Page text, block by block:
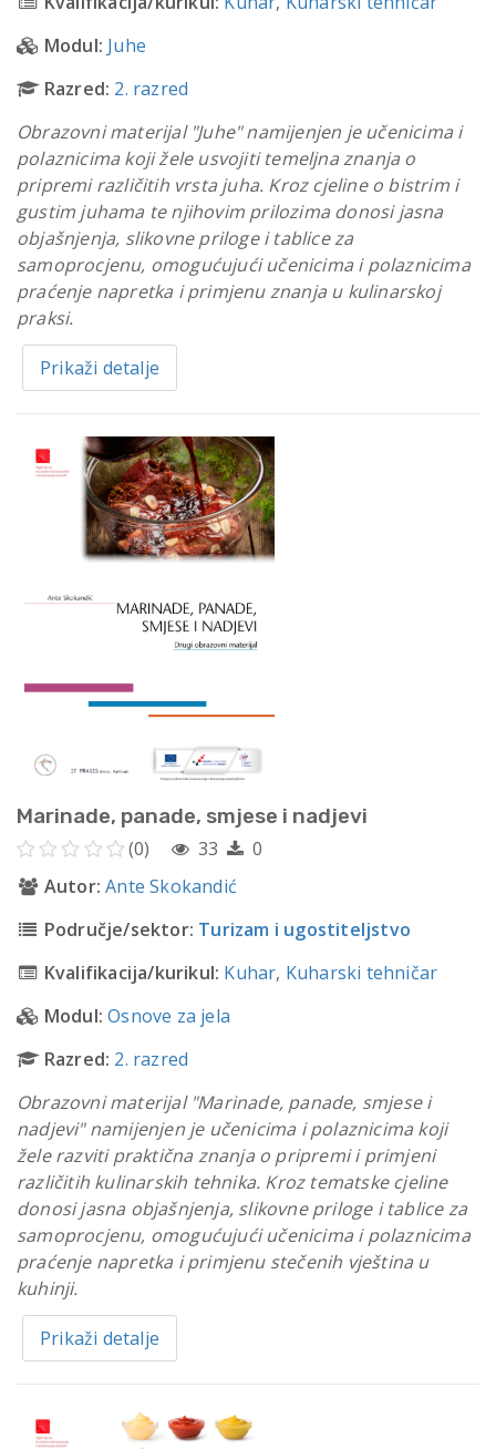
Modul: Juhe
Razred: 2. razred
Obrazovni materijal "Juhe" namijenjen je učenicima i
polaznicima koji žele usvojiti temeljna znanja o
pripremi različitih vrsta juha. Kroz cjeline o bistrim i
gustim juhama te njihovim prilozima donosi jasna
objašnjenja, slikovne priloge i tablice za
samoprocjenu, omogućujući učenicima i polaznicima
praćenje napretka i primjenu znanja u kulinarskoj
praksi.
Prikaži detalje
Marinade, panade, smjese i nadjevi
(0) 33
0
Autor: Ante Skokandić
Područje/sektor: Turizam i ugostiteljstvo
Kvalifikacija/kurikul: Kuhar, Kuharski tehničar
Modul: Osnove za jela
Razred: 2. razred
Obrazovni materijal "Marinade, panade, smjese i
nadjevi" namijenjen je učenicima i polaznicima koji
žele razviti praktična znanja o pripremi i primjeni
različitih kulinarskih tehnika. Kroz tematske cjeline
donosi jasna objašnjenja, slikovne priloge i tablice za
samoprocjenu, omogućujući učenicima i polaznicima
praćenje napretka i primjenu stečenih vještina u
kuhinji.
Prikaži detalje